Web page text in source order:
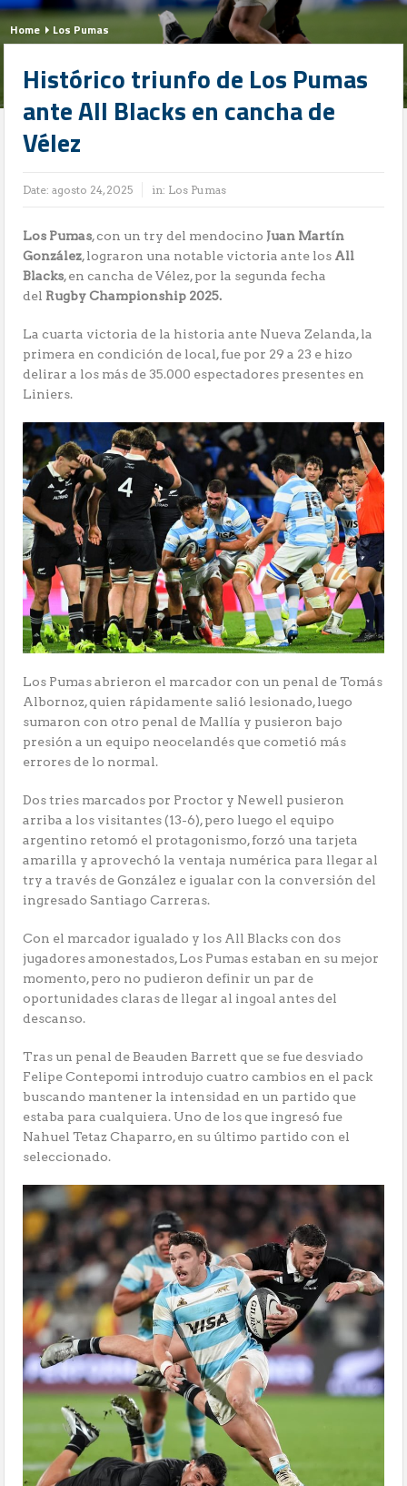
Home Los Pumas
Histórico triunfo de Los Pumas
ante All Blacks en cancha de
Vélez
Date:agosto 24, 2025 in: Los Pumas
Los Pumas, con un try del mendocino Juan Martín
González, lograron una notable victoria ante los All
Blacks, en cancha de Vélez, por la segunda fecha
del Rugby Championship 2025.
La cuarta victoria de la historia ante Nueva Zelanda, la
primera en condición de local, fue por 29 a 23 e hizo
delirar a los más de 35.000 espectadores presentes en
Liniers.
Los Pumas abrieron el marcador con un penal de Tomás
Albornoz, quien rápidamente salió lesionado, luego
sumaron con otro penal de Mallía y pusieron bajo
presión a un equipo neocelandés que cometió más
errores de lo normal.
Dos tries marcados por Proctor y Newell pusieron
arriba a los visitantes (13-6), pero luego el equipo
argentino retomó el protagonismo, forzó una tarjeta
amarilla y aprovechó la ventaja numérica para llegar al
try a través de González e igualar con la conversión del
ingresado Santiago Carreras.
Con el marcador igualado y los All Blacks con dos
jugadores amonestados, Los Pumas estaban en su mejor
momento, pero no pudieron definir un par de
oportunidades claras de llegar al ingoal antes del
descanso.
Tras un penal de Beauden Barrett que se fue desviado
Felipe Contepomi introdujo cuatro cambios en el pack
buscando mantener la intensidad en un partido que
estaba para cualquiera. Uno de los que ingresó fue
Nahuel Tetaz Chaparro, en su último partido con el
seleccionado.